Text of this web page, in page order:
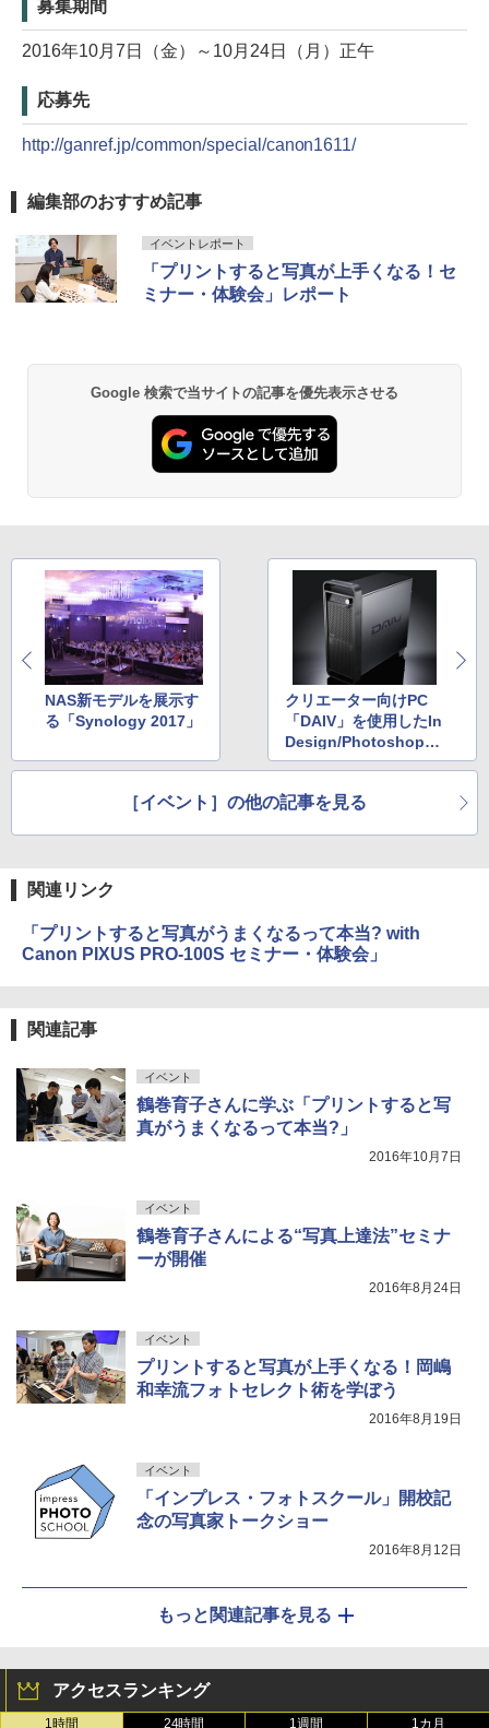
募集期間
2016年10月7日（金）～10月24日（月）正午
応募先
http://ganref.jp/common/special/canon1611/
編集部のおすすめ記事
イベントレポート
「プリントすると写真が上手くなる！セ
ミナー・体験会」レポート
Google 検索で当サイトの記事を優先表示させる
NAS新モデルを展示す
る「Synology 2017」
クリエーター向けPC
「DAIV」を使用したIn
Design/Photoshop講
座
［イベント］の他の記事を見る
関連リンク
「プリントすると写真がうまくなるって本当? with
Canon PIXUS PRO-100S セミナー・体験会」
関連記事
イベント
鶴巻育子さんに学ぶ「プリントすると写
真がうまくなるって本当?」
2016年10月7日
イベント
鶴巻育子さんによる“写真上達法”セミナ
ーが開催
2016年8月24日
イベント
プリントすると写真が上手くなる！岡嶋
和幸流フォトセレクト術を学ぼう
2016年8月19日
イベント
「インプレス・フォトスクール」開校記
念の写真家トークショー
2016年8月12日
もっと関連記事を見る
アクセスランキング
1時間 24時間 1週間 1カ月